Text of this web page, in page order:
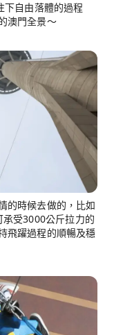
自由落體的過程
澳門全景～
的時候去做的，比如
受3000公斤拉力的
飛躍過程的順暢及穩